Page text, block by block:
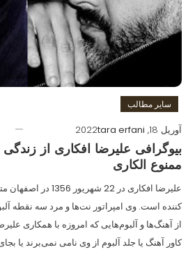
سایر مطالب
آوریل 18, 2022
tara erfani
بیوگرافی علیرضا افکاری از
ممنوع الکاری
علیرضا افکاری در 22
کننده است. وی امپراتور نت‌ها و مرد سه نقطه
از آهنگ‌ها و آلبوم‌هایی که امروزه با همکاری
کاور آهنگ یا جلد آلبوم از وی نامی نمی‌برند یا